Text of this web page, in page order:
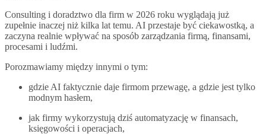
Consulting i doradztwo dla firm w 2026 roku wyglądają już
zupełnie inaczej niż kilka lat temu. AI przestaje być ciekawostką, a
zaczyna realnie wpływać na sposób zarządzania firmą, finansami,
procesami i ludźmi.
Porozmawiamy między innymi o tym:
gdzie AI faktycznie daje firmom przewagę, a gdzie jest tylko
modnym hasłem,
jak firmy wykorzystują dziś automatyzację w finansach,
księgowości i operacjach,